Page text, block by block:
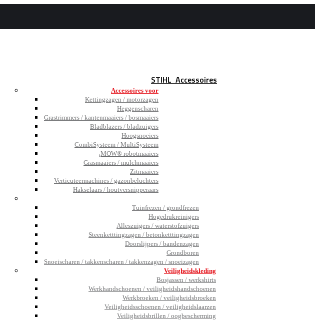
STIHL Accessoires
Accessoires voor
Kettingzagen / motorzagen
Heggenscharen
Grastrimmers / kantenmaaiers / bosmaaiers
Bladblazers / bladzuigers
Hoogsnoeiers
CombiSysteem / MultiSysteem
¡MOW® robotmaaiers
Grasmaaiers / mulchmaaiers
Zitmaaiers
Verticuteermachines / gazonbeluchters
Hakselaars / houtversnipperaars
Tuinfrezen / grondfrezen
Hogedrukreinigers
Alleszuigers / waterstofzuigers
Steenketttingzagen / betonketttingzagen
Doorslijpers / bandenzagen
Grondboren
Snoeischaren / takkenscharen / takkenzagen / snoeizagen
Veiligheidskleding
Bosjassen / werkshirts
Werkhandschoenen / veiligheidshandschoenen
Werkbroeken / veiligheidsbroeken
Veiligheidsschoenen / veiligheidslaarzen
Veiligheidsbrillen / oogbescherming